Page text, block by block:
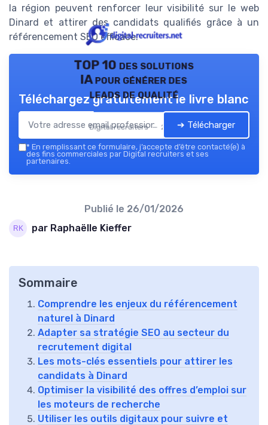
la région peuvent renforcer leur visibilité sur le web
Dinard et attirer des candidats qualifiés grâce à un
référencement SEO efficace.
TOP 10 des solutions
IA pour générer des
leads de qualité
Digital recruiters — 2026
Téléchargez gratuitement le livre blanc
➔ Télécharger
* En remplissant ce formulaire, j’accepte d’être contacté(e) à
des fins commerciales par Digital recruiters et ses
partenaires.
Publié le 26/01/2026
par Raphaëlle Kieffer
Sommaire
Comprendre les enjeux du référencement
naturel à Dinard
Adapter sa stratégie SEO au secteur du
recrutement digital
Les mots-clés essentiels pour attirer les
candidats à Dinard
Optimiser la visibilité des offres d’emploi sur
les moteurs de recherche
Utiliser les outils digitaux pour suivre et